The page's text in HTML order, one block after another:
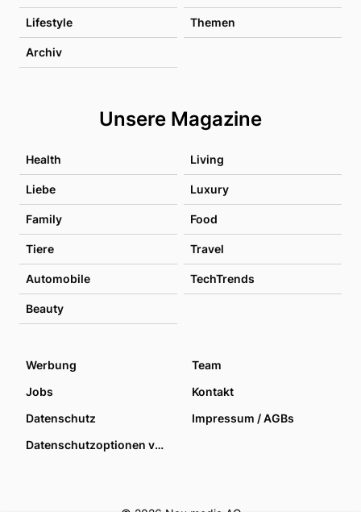
Lifestyle Themen
Archiv
Unsere Magazine
Health Living
Liebe Luxury
Family Food
Tiere Travel
Automobile TechTrends
Beauty
Werbung
Team
Jobs
Kontakt
Datenschutz
Impressum / AGBs
Datenschutzoptionen verwalten